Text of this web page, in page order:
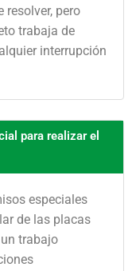
resolver, pero
trabaja de
interrupción
para realizar el
especiales
de las placas
trabajo